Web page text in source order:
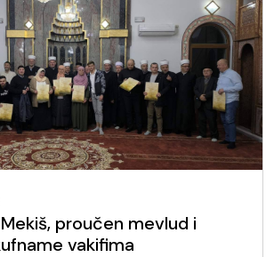
proučen mevlud i
vakifima